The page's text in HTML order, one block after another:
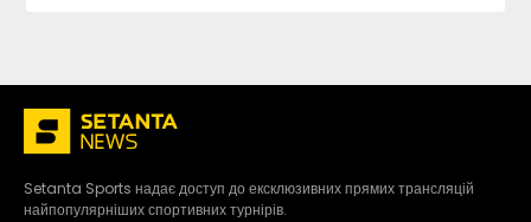
Setanta Sports надає доступ до ексклюзивних прямих трансляцій
найпопулярніших спортивних турнірів.